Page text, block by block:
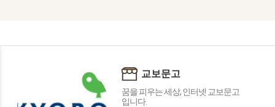
교보문고
꿈을 피우는 세상, 인터넷 교보문고
입니다.